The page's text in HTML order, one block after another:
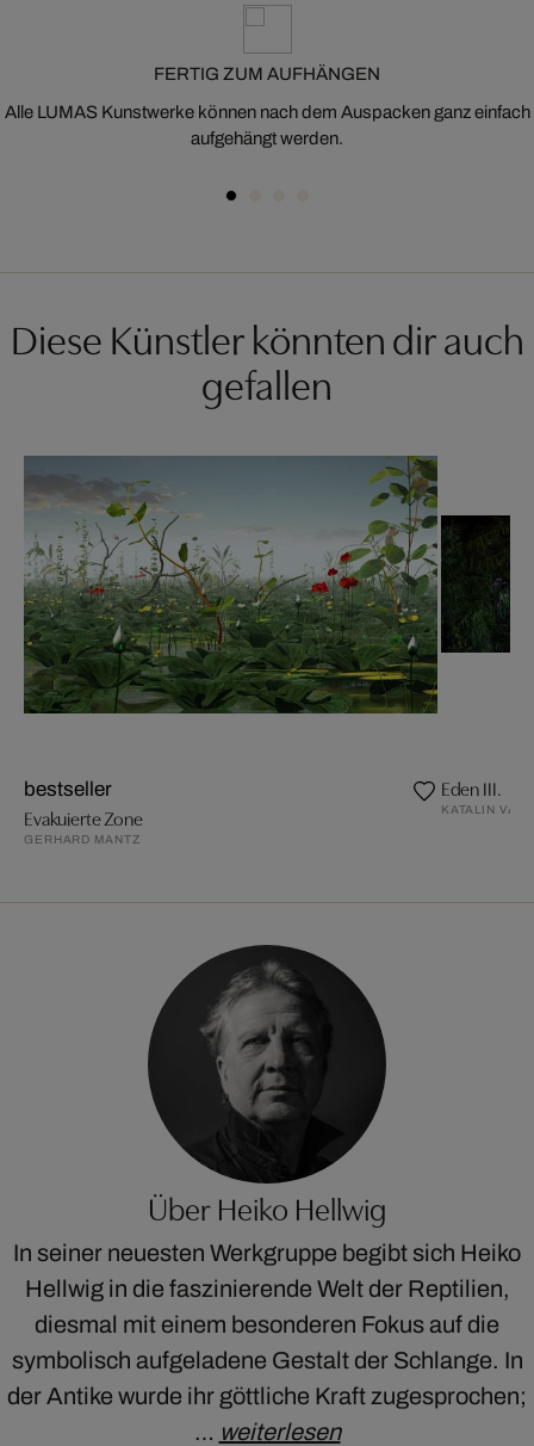
FERTIG ZUM AUFHÄNGEN
Alle LUMAS Kunstwerke können nach dem Auspacken ganz einfach
aufgehängt werden.
Diese Künstler könnten dir auch
gefallen
bestseller
Evakuierte Zone
GERHARD MANTZ
Eden III.
KATALIN
Über Heiko Hellwig
In seiner neuesten Werkgruppe begibt sich Heiko
Hellwig in die faszinierende Welt der Reptilien,
diesmal mit einem besonderen Fokus auf die
symbolisch aufgeladene Gestalt der Schlange. In
der Antike wurde ihr göttliche Kraft zugesprochen;
… weiterlesen